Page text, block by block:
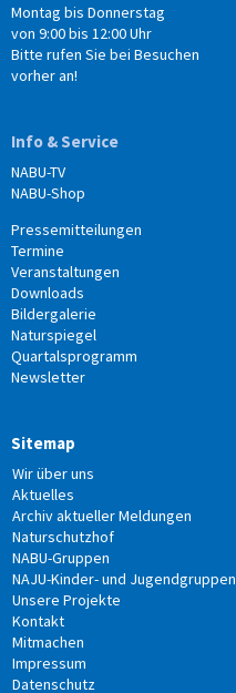
Montag bis Donnerstag
von 9:00 bis 12:00 Uhr
Bitte rufen Sie bei Besuchen
vorher an!
Info & Service
NABU-TV
NABU-Shop
Pressemitteilungen
Termine
Veranstaltungen
Downloads
Bildergalerie
Naturspiegel
Quartalsprogramm
Newsletter
Sitemap
Wir über uns
Aktuelles
Archiv aktueller Meldungen
Naturschutzhof
NABU-Gruppen
NAJU-Kinder- und Jugendgruppen
Unsere Projekte
Kontakt
Mitmachen
Impressum
Datenschutz